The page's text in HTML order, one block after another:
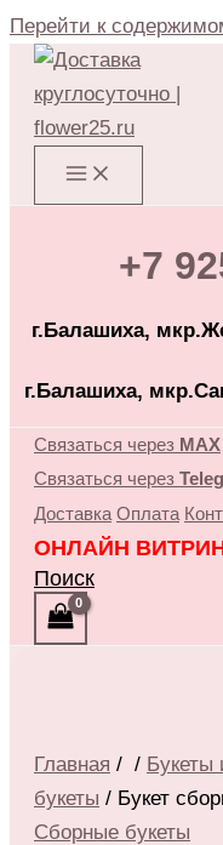
Перейти к
+7
г.Балашиха,
г.Балашиха,
Связаться через MAX
Связаться через
Доставка Оплата
ОНЛАЙН
Поиск
Главная / / Букеты
букеты / Букет
Сборные букеты